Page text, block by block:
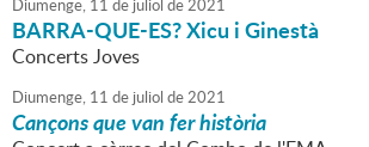
Diumenge, 11 de juliol de2021
BARRA-QUE-ES? Xicu i Ginestà
Concerts Joves
Diumenge, 11 de juliol de2021
Cançons que van fer història